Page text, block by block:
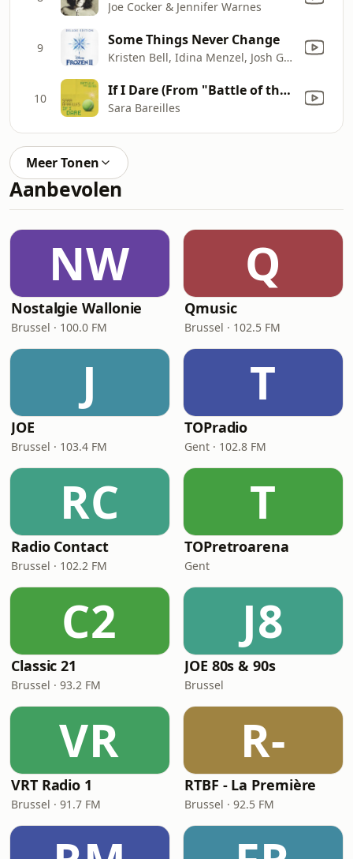
Joe Cocker & Jennifer Warnes
9 Some Things Never Change
Kristen Bell, Idina Menzel, Josh Gad, Jonathan Groff & Cast of Frozen 2
10 If I Dare (From "Battle of the Sexes")
Sara Bareilles
Meer Tonen
Aanbevolen
NW
Nostalgie Wallonie
Brussel · 100.0 FM
Q
Qmusic
Brussel · 102.5 FM
J
JOE
Brussel · 103.4 FM
T
TOPradio
Gent · 102.8 FM
RC
Radio Contact
Brussel · 102.2 FM
T
TOPretroarena
Gent
C2
Classic 21
Brussel · 93.2 FM
J8
JOE 80s & 90s
Brussel
VR
VRT Radio 1
Brussel · 91.7 FM
R-
RTBF - La Première
Brussel · 92.5 FM